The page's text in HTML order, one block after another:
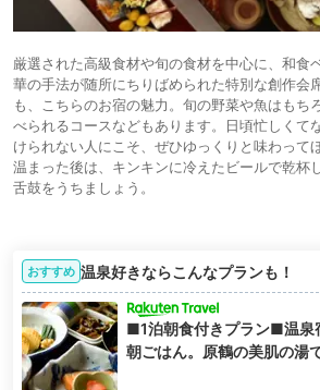
厳選された高級食材や旬の食材を中心に、和食
華の手法が随所にちりばめられた特別な創作会
も、こちらのお宿の魅力。旬の野菜や魚はもち
べられるコースなどもあります。日頃忙しくて
けられない人にこそ、ぜひゆっくりと味わって
温まった後は、キンキンに冷えたビールで乾杯
舌鼓をうちましょう。
おすすめ 温泉好きならこんなプランも！
■1泊朝食付きプラン■温泉
朝ごはん。原鶴の美肌の湯